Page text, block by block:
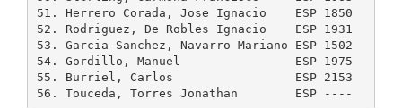
51. Herrero Corada, Jose Ignacio    ESP 1850
52. Rodriguez, De Robles Ignacio    ESP 1931
53. Garcia-Sanchez, Navarro Mariano ESP 1502
54. Gordillo, Manuel                ESP 1975
55. Burriel, Carlos                 ESP 2153
56. Touceda, Torres Jonathan        ESP ----